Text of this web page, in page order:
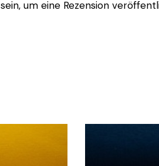
sein, um eine Rezension